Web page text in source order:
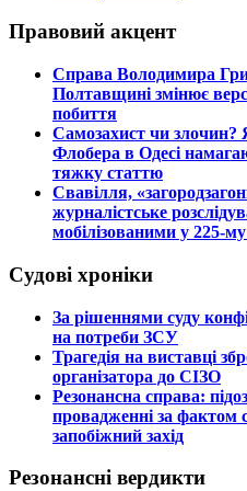
Правовий акцент
​Справа Володимира
Полтавщині змінює
побиття
​Самозахист чи злочин?
Флобера в Одесі
тяжку статтю
​Свавілля,
журналістське
мобілізованими у 225-
Судові хроніки
​За рішеннями суду
на потреби ЗСУ
​Трагедія на виставці
організатора до СІЗО
​Резонансна справа:
провадженні за фактом
запобіжний захід
Резонансні вердикти